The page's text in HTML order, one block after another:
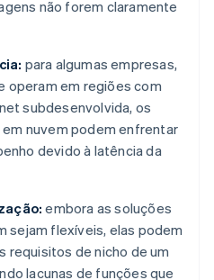
não forem claramente
para algumas empresas,
operam em regiões com
subdesenvolvida, os
nuvem podem enfrentar
devido à latência da
embora as soluções
sejam flexíveis, elas podem
requisitos de nicho de um
lacunas de funções que